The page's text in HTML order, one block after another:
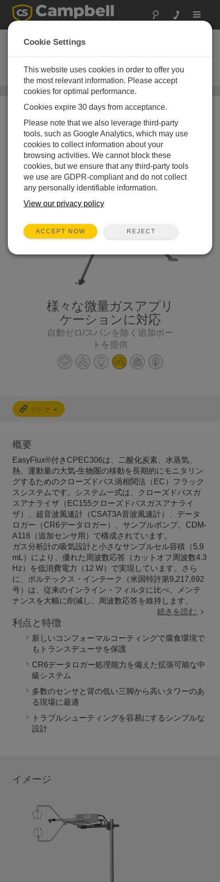
Toggle
CPEC306
EC155とポンプモジュールを備え
た拡張可能なクローズドパス渦相
関法システム
カーボンフラックスシステム / CPEC306
様々な微量ガスアプリ
ケーションに対応
自動ゼロ/スパンを除く追加ポー
トを提供
リンク
概要
EasyFlux®付きCPEC306は、二酸化炭素、水蒸気、
熱、運動量の大気-生物圏の移動を長期的にモニタリン
グするためのクローズドパス渦相関法（EC）フラック
スシステムです。システム一式は、クローズドパスガ
スアナライザ（EC155クローズドパスガスアナライ
ザ）、超音波風速計（CSAT3A音波風速計）、データ
ロガー（CR6データロガー）、サンプルポンプ、CDM-
A116（追加センサ用）で構成されています。
ガス分析計の吸気設計と小さなサンプルセル容積（5.9
mL）により、優れた周波数応答（カットオフ周波数4.3
Hz）を低消費電力（12 W）で実現しています。さら
に、ボルテックス・インテーク（米国特許第9,217,692
号）は、従来のインライン・フィルタに比べ、メンテ
ナンスを大幅に削減し、周波数応答を維持します。
続きを読む
利点と特徴
新しいコンフォーマルコーティングで腐食環境で
もトランスデューサを保護
CR6データロガー処理能力を備えた拡張可能な中
級システム
多数のセンサと背の低い三脚から高いタワーのあ
る現場に最適
トラブルシューティングを容易にするシンプルな
設計
イメージ
Cookie Settings
This website uses cookies in order to offer you
the most relevant information. Please accept
cookies for optimal performance.
Cookies expire 30 days from acceptance.
Please note that we also leverage third-party
tools, such as Google Analytics, which may use
cookies to collect information about your
browsing activities. We cannot block these
cookies, but we ensure that any third-party tools
we use are GDPR-compliant and do not collect
any personally identifiable information.
View our privacy policy
ACCEPT NOW REJECT